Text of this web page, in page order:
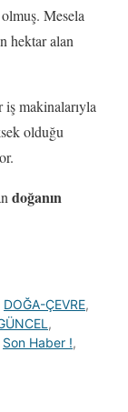
Mesela
hektar alan
makinalarıyla
olduğu
doğanın
DOĞA-ÇEVRE,
,
Son Haber !,